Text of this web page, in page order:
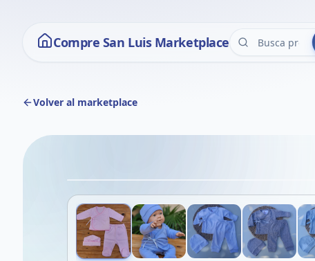
Compre San Luis Marketplace
Volver al marketplace